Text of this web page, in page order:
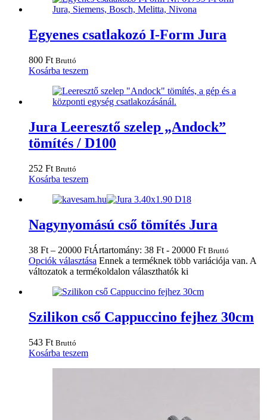
Egyenes csatlakozó I-Form Jura
800 Ft Bruttó
Kosárba teszem
Jura Leeresztő szelep „Andock”
tömítés / D100
252 Ft Bruttó
Kosárba teszem
Nagynyomású cső tömítés Jura
38 Ft – 20000 FtÁrtartomány: 38 Ft - 20000 Ft Bruttó
Opciók választása Ennek a terméknek több variációja van. A
változatok a termékoldalon választhatók ki
Szilikon cső Cappuccino fejhez 30cm
543 Ft Bruttó
Kosárba teszem